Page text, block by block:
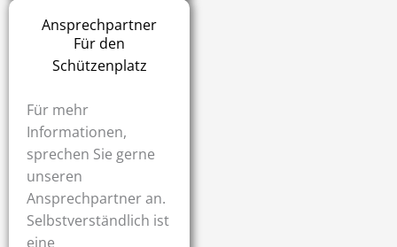
Ansprechpartner
Für den
Schützenplatz
Für mehr
Informationen,
sprechen Sie gerne
unseren
Ansprechpartner an.
Selbstverständlich ist
eine